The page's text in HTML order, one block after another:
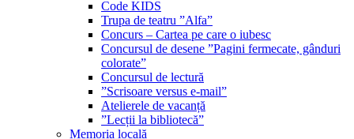
Code KIDS
Trupa de teatru ”Alfa”
Concurs – Cartea pe care o iubesc
Concursul de desene ”Pagini fermecate, gânduri
colorate”
Concursul de lectură
”Scrisoare versus e-mail”
Atelierele de vacanță
”Lecții la bibliotecă”
Memoria locală